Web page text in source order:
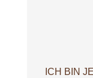
ICH BIN